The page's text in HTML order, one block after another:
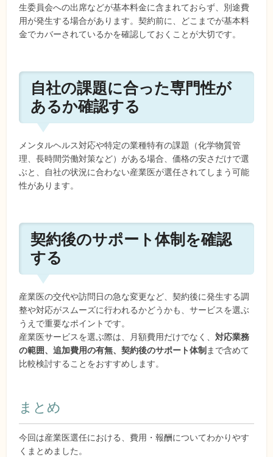
生委員会への出席などが基本料金に含まれておらず、別途費
用が発生する場合があります。契約前に、どこまでが基本料
金でカバーされているかを確認しておくことが大切です。
自社の課題に合った専門性が
あるか確認する
メンタルヘルス対応や特定の業種特有の課題（化学物質管
理、長時間労働対策など）がある場合、価格の安さだけで選
ぶと、自社の状況に合わない産業医が選任されてしまう可能
性があります。
契約後のサポート体制を確認
する
産業医の交代や訪問日の急な変更など、契約後に発生する調
整や対応がスムーズに行われるかどうかも、サービスを選ぶ
うえで重要なポイントです。
産業医サービスを選ぶ際は、月額費用だけでなく、対応業務
の範囲、追加費用の有無、契約後のサポート体制まで含めて
比較検討することをおすすめします。
まとめ
今回は産業医選任における、費用・報酬についてわかりやす
くまとめました。